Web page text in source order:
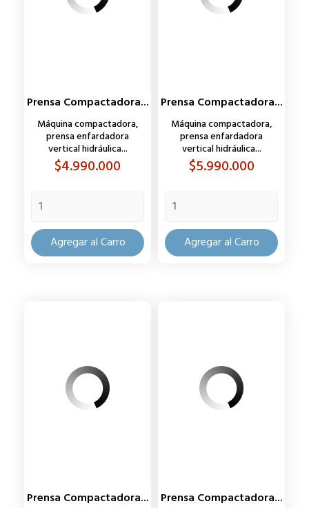
Prensa Compactadora...
Máquina compactadora,
prensa enfardadora
vertical hidráulica...
Precio
$4.990.000
Agregar al Carro
Prensa Compactadora...
Máquina compactadora,
prensa enfardadora
vertical hidráulica...
Precio
$5.990.000
Agregar al Carro
Prensa Compactadora... Prensa Compactadora...